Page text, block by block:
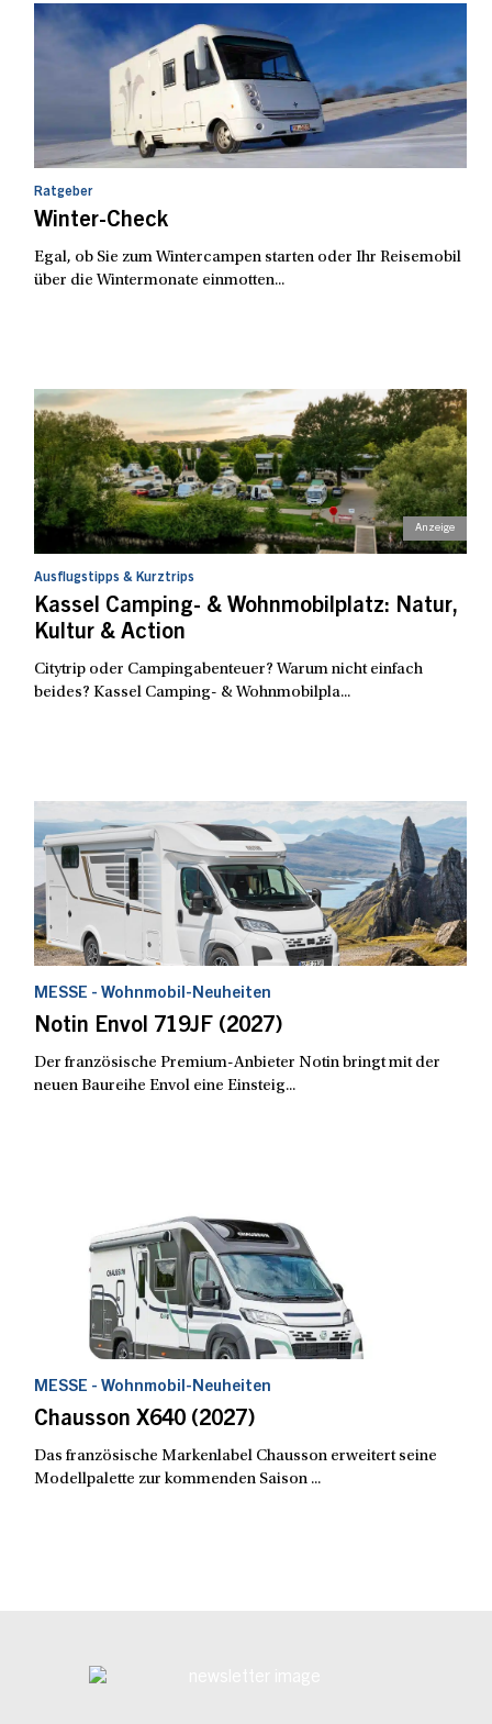
Ratgeber
Winter-Check
Egal, ob Sie zum Wintercampen starten oder Ihr Reisemobil
über die Wintermonate einmotten...
Ausflugstipps & Kurztrips
Kassel Camping- & Wohnmobilplatz: Natur,
Kultur & Action
Citytrip oder Campingabenteuer? Warum nicht einfach
beides? Kassel Camping- & Wohnmobilpla...
MESSE - Wohnmobil-Neuheiten
Notin Envol 719JF (2027)
Der französische Premium-Anbieter Notin bringt mit der
neuen Baureihe Envol eine Einsteig...
MESSE - Wohnmobil-Neuheiten
Chausson X640 (2027)
Das französische Markenlabel Chausson erweitert seine
Modellpalette zur kommenden Saison ...